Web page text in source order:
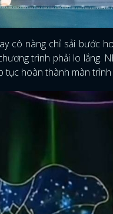
cô nàng chỉ sải bước
trình phải lo lắng.
tục hoàn thành màn